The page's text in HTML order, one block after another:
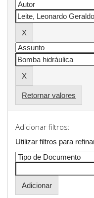
Retornar valores
Adicionar filtros:
Utilizar filtros para